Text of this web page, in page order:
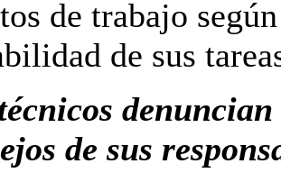
de trabajo
de sus
de sus